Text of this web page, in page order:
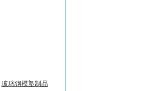
玻璃钢模塑制品